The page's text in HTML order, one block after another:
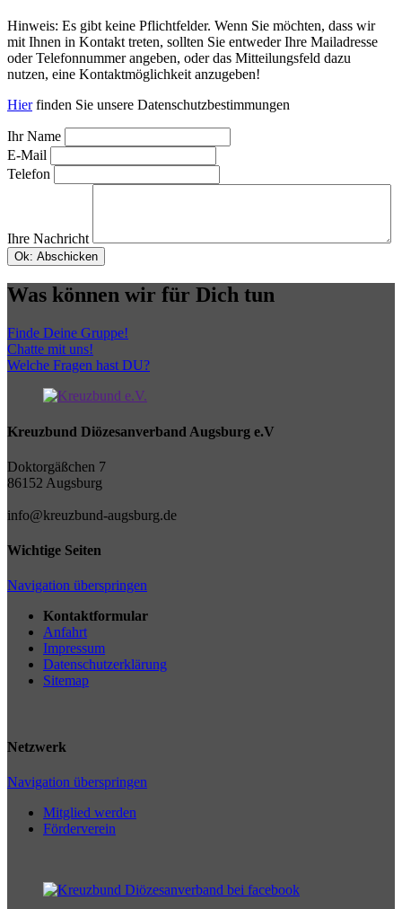
Hinweis: Es gibt keine Pflichtfelder. Wenn Sie möchten, dass wir
mit Ihnen in Kontakt treten, sollten Sie entweder Ihre Mailadresse
oder Telefonnummer angeben, oder das Mitteilungsfeld dazu
nutzen, eine Kontaktmöglichkeit anzugeben!
Hierfinden Sie unsere Datenschutzbestimmungen
Ihr Name
E-Mail
Telefon
Ihre Nachricht
Ok: Abschicken
Was können wir für Dich tun
Finde Deine Gruppe!
Chatte mit uns!
Welche Fragen hast DU?
Kreuzbund Diözesanverband Augsburg e.V
Doktorgäßchen 7
86152 Augsburg
info@kreuzbund-augsburg.de
Wichtige Seiten
Navigation überspringen
Kontaktformular
Anfahrt
Impressum
Datenschutzerklärung
Sitemap
Netzwerk
Navigation überspringen
Mitglied werden
Förderverein